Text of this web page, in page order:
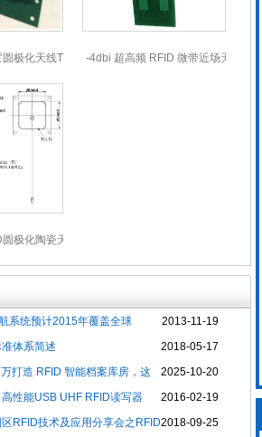
圆极化天线T707010-4dbi 超高频 RFID 微带近场天线110
极化陶瓷天线FU-
2013-11-19
系统预计2015年覆盖全球
2018-05-17
体系简述
2025-10-20
打造 RFID 智能档案库房，这
2016-02-19
性能USB UHF RFID读写器
2018-09-25
RFID技术及应用分享会之RFID